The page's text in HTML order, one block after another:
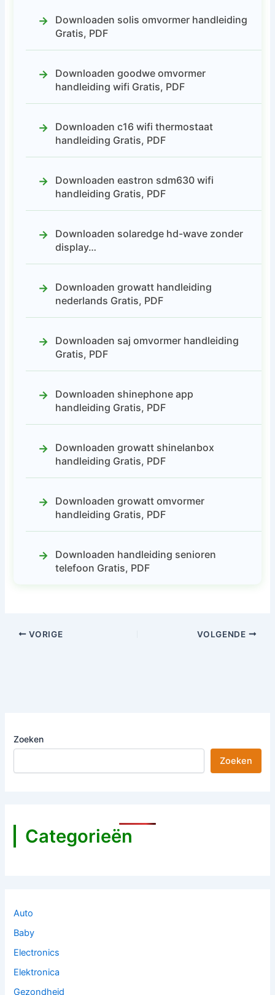
Downloaden solis omvormer handleiding
Gratis, PDF
Downloaden goodwe omvormer
handleiding wifi Gratis, PDF
Downloaden c16 wifi thermostaat
handleiding Gratis, PDF
Downloaden eastron sdm630 wifi
handleiding Gratis, PDF
Downloaden solaredge hd-wave zonder
display…
Downloaden growatt handleiding
nederlands Gratis, PDF
Downloaden saj omvormer handleiding
Gratis, PDF
Downloaden shinephone app
handleiding Gratis, PDF
Downloaden growatt shinelanbox
handleiding Gratis, PDF
Downloaden growatt omvormer
handleiding Gratis, PDF
Downloaden handleiding senioren
telefoon Gratis, PDF
VORIGE VOLGENDE
Zoeken
Zoeken
Categorieën
Auto
Baby
Electronics
Elektronica
Gezondheid